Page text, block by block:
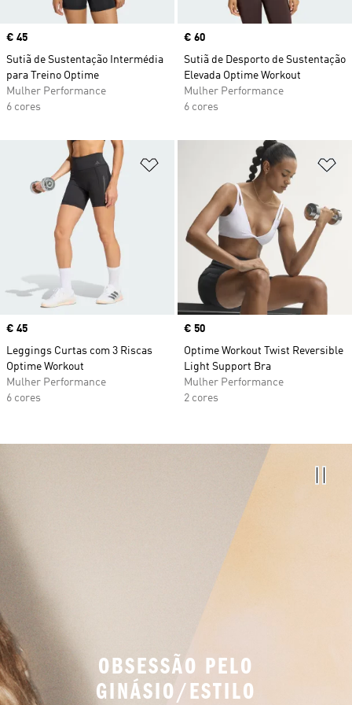
Price
€ 45
Sutiã de Sustentação Intermédia
para Treino Optime
Mulher Performance
6 cores
Price
€ 60
Sutiã de Desporto de Sustentação
Elevada Optime Workout
Mulher Performance
6 cores
Adicionar à Lista de Desejos
Price
€ 45
Leggings Curtas com 3 Riscas
Optime Workout
Mulher Performance
6 cores
Price
€ 50
Optime Workout Twist Reversible
Light Support Bra
Mulher Performance
2 cores
OBSESSÃO PELO
GINÁSIO/ESTILO